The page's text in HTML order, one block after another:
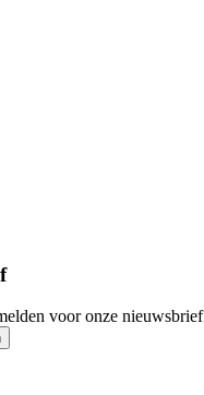
voor onze nieuwsbrief